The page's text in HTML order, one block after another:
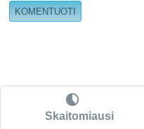
Skaitomiausi